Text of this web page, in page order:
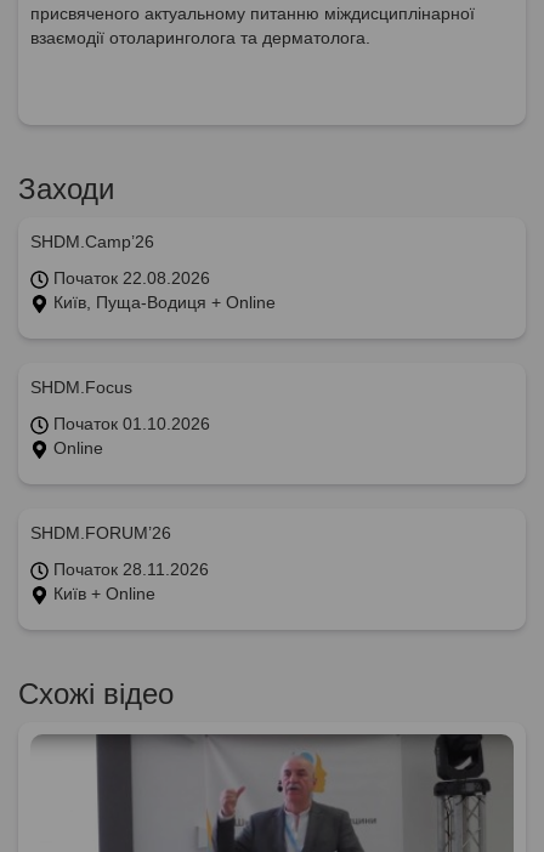
присвяченого актуальному питанню міждисциплінарної
взаємодії отоларинголога та дерматолога.
Заходи
SHDM.Camp’26
Початок 22.08.2026
Київ, Пуща-Водиця + Online
SHDM.Focus
Початок 01.10.2026
Online
SHDM.FORUM’26
Початок 28.11.2026
Київ + Online
Схожі відео